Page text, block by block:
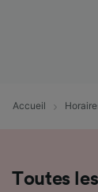
Accueil
Toutes